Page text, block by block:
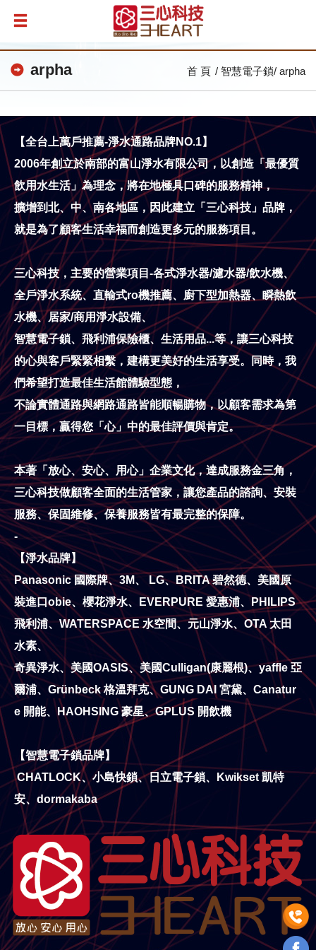
arpha 首 頁 智慧電子鎖 arpha
【全台上萬戶推薦-淨水通路品牌NO.1】
2006年創立於南部的富山淨水有限公司，以創造「最優質
飲用水生活」為理念，將在地極具口碑的服務精神，
擴增到北、中、南各地區，因此建立「三心科技」品牌，
就是為了顧客生活幸福而創造更多元的服務項目。
三心科技，主要的營業項目-各式淨水器/濾水器/飲水機、
全戶淨水系統、直輸式ro機推薦、 廚下型加熱器、瞬熱飲
水機、居家/商用淨水設備、
智慧電子鎖、飛利浦保險櫃、生活用品...等， 讓三心科技
的心與客戶緊緊相繫，建構更美好的生活享受。同時，我
們希望打造最佳生活館體驗型態，
不論實體通路與網路通路皆能順暢購物，以顧客需求為第
一目標，贏得您「心」中的最佳評價與肯定。
本著「放心、安心、用心」企業文化，達成服務金三角，
三心科技做顧客全面的生活管家，讓您產品的諮詢、安裝
服務、保固維修、保養服務皆有最完整的保障。
-
【淨水品牌】
Panasonic 國際牌、3M、 LG、BRITA 碧然德、美國原
裝進口obie、櫻花淨水、EVERPURE 愛惠浦、PHILIPS
飛利浦、WATERSPACE 水空間、元山淨水、OTA 太田
水素、
奇異淨水、美國OASIS、美國Culligan(康麗根)、yaffle 亞
爾浦、Grünbeck 格溫拜克、GUNG DAI 宮黛、Canatur
e 開能、HAOHSING 豪星、GPLUS 開飲機
【智慧電子鎖品牌】
CHATLOCK、小島快鎖、日立電子鎖、Kwikset 凱特
安、dormakaba